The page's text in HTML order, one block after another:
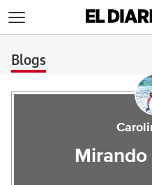
Blogs
Mirando